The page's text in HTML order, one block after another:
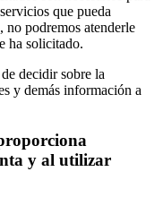
que pueda
no podremos atenderle
ha solicitado.
decidir sobre la
y demás información a
y al utilizar